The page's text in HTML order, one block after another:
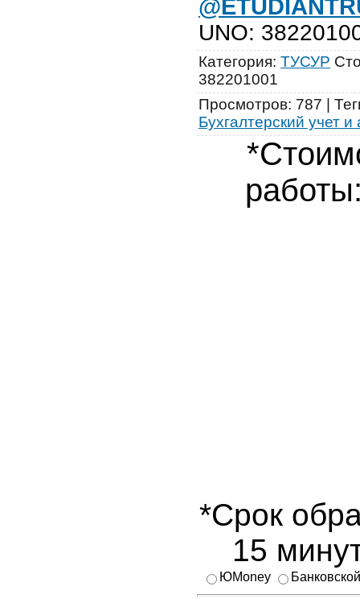
UNO:
Категория: ТУСУР
382201001
Просмотров: 787 |
Бухгалтерский учет и
*Срок
15
ЮMoney